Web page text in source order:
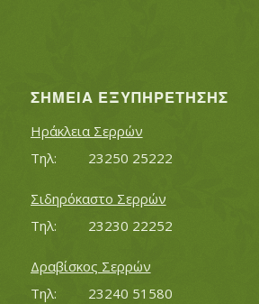
ΣΗΜΕΊΑ ΕΞΥΠΗΡΈΤΗΣΗΣ
Ηράκλεια Σερρών
Τηλ:		23250 25222
Σιδηρόκαστο Σερρών
Τηλ:		23230 22252
Δραβίσκος Σερρών
Τηλ:		23240 51580